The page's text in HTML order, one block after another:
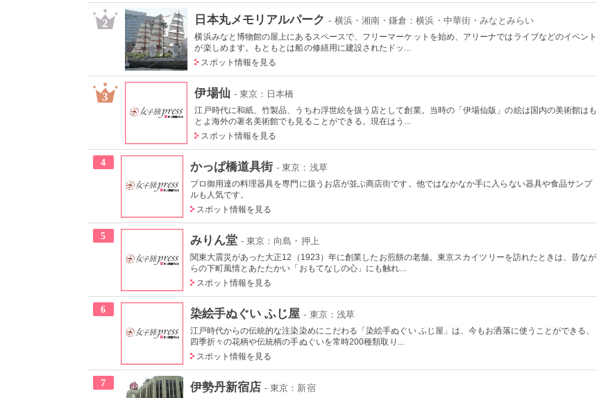
2 日本丸メモリアルパーク - 横浜・湘南・鎌倉：横浜・中華街・みなとみらい
横浜みなと博物館の屋上にあるスペースで、フリーマーケットを始め、アリーナではライブなどのイベント
が楽しめます。もともとは船の修繕用に建設されたドッ...
スポット情報を見る
3 伊場仙 - 東京：日本橋
江戸時代に和紙、竹製品、うちわ浮世絵を扱う店として創業。当時の「伊場仙版」の絵は国内の美術館はも
とよ海外の著名美術館でも見ることができる。現在はう...
スポット情報を見る
4 かっぱ橋道具街 - 東京：浅草
プロ御用達の料理器具を専門に扱うお店が並ぶ商店街です。他ではなかなか手に入らない器具や食品サンプ
ルも人気です。
スポット情報を見る
5 みりん堂 - 東京：向島・押上
関東大震災があった大正12（1923）年に創業したお煎餅の老舗。東京スカイツリーを訪れたときは、昔なが
らの下町風情とあたたかい「おもてなしの心」にも触れ...
スポット情報を見る
6 染絵手ぬぐい ふじ屋 - 東京：浅草
江戸時代からの伝統的な注染染めにこだわる「染絵手ぬぐい ふじ屋」は、今もお洒落に使うことができる、
四季折々の花柄や伝統柄の手ぬぐいを常時200種類取り...
スポット情報を見る
7 伊勢丹新宿店 - 東京：新宿